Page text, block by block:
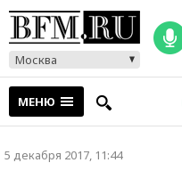
Москва
МЕНЮ
5 декабря 2017, 11:44